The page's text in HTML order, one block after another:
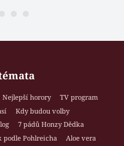
Nejlepší horory
TV program
Kdy budou volby
7 pádů Honzy Dědka
podle Pohlreicha
Aloe vera